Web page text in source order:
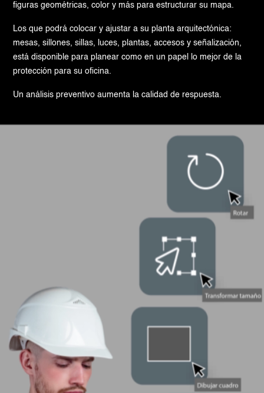
figuras geométricas, color y más para estructurar su mapa.
Los que podrá colocar y ajustar a su planta arquitectónica:
mesas, sillones, sillas, luces, plantas, accesos y señalización,
está disponible para planear como en un papel lo mejor de la
protección para su oficina.
Un análisis preventivo aumenta la calidad de respuesta.